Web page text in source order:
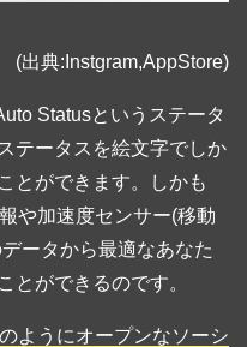
(出典:Instgram,AppStore)
Statusというステータ
テータスを絵文字でしか
とができます。しかも
や加速度センサー(移動
ータから最適なあなた
とができるのです。
ようにオープンなソーシ